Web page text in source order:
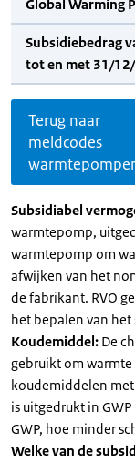
Global Warming
Subsidiebedrag
tot en met 31/
Terug naar
meldcodes
Subsidiabel
warmtepomp,
warmtepomp om
afwijken van het
de fabrikant. RVO
het bepalen van
Koudemiddel: De
gebruikt om warmte
koudemiddelen
is uitgedrukt in
GWP, hoe minder
Welke van de